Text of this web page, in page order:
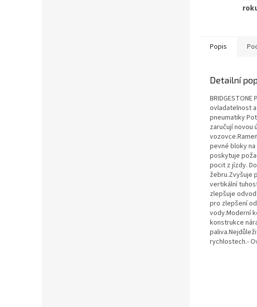
Popis
Detailní
ovladatelnost
pneumatiky
zaručují novou
pevné bloky
poskytuje
pocit z jízdy.
žebru.Zvyšuje
vertikální
zlepšuje
pro zlepšení
vody.Moderní
konstrukce
rychlostech.-